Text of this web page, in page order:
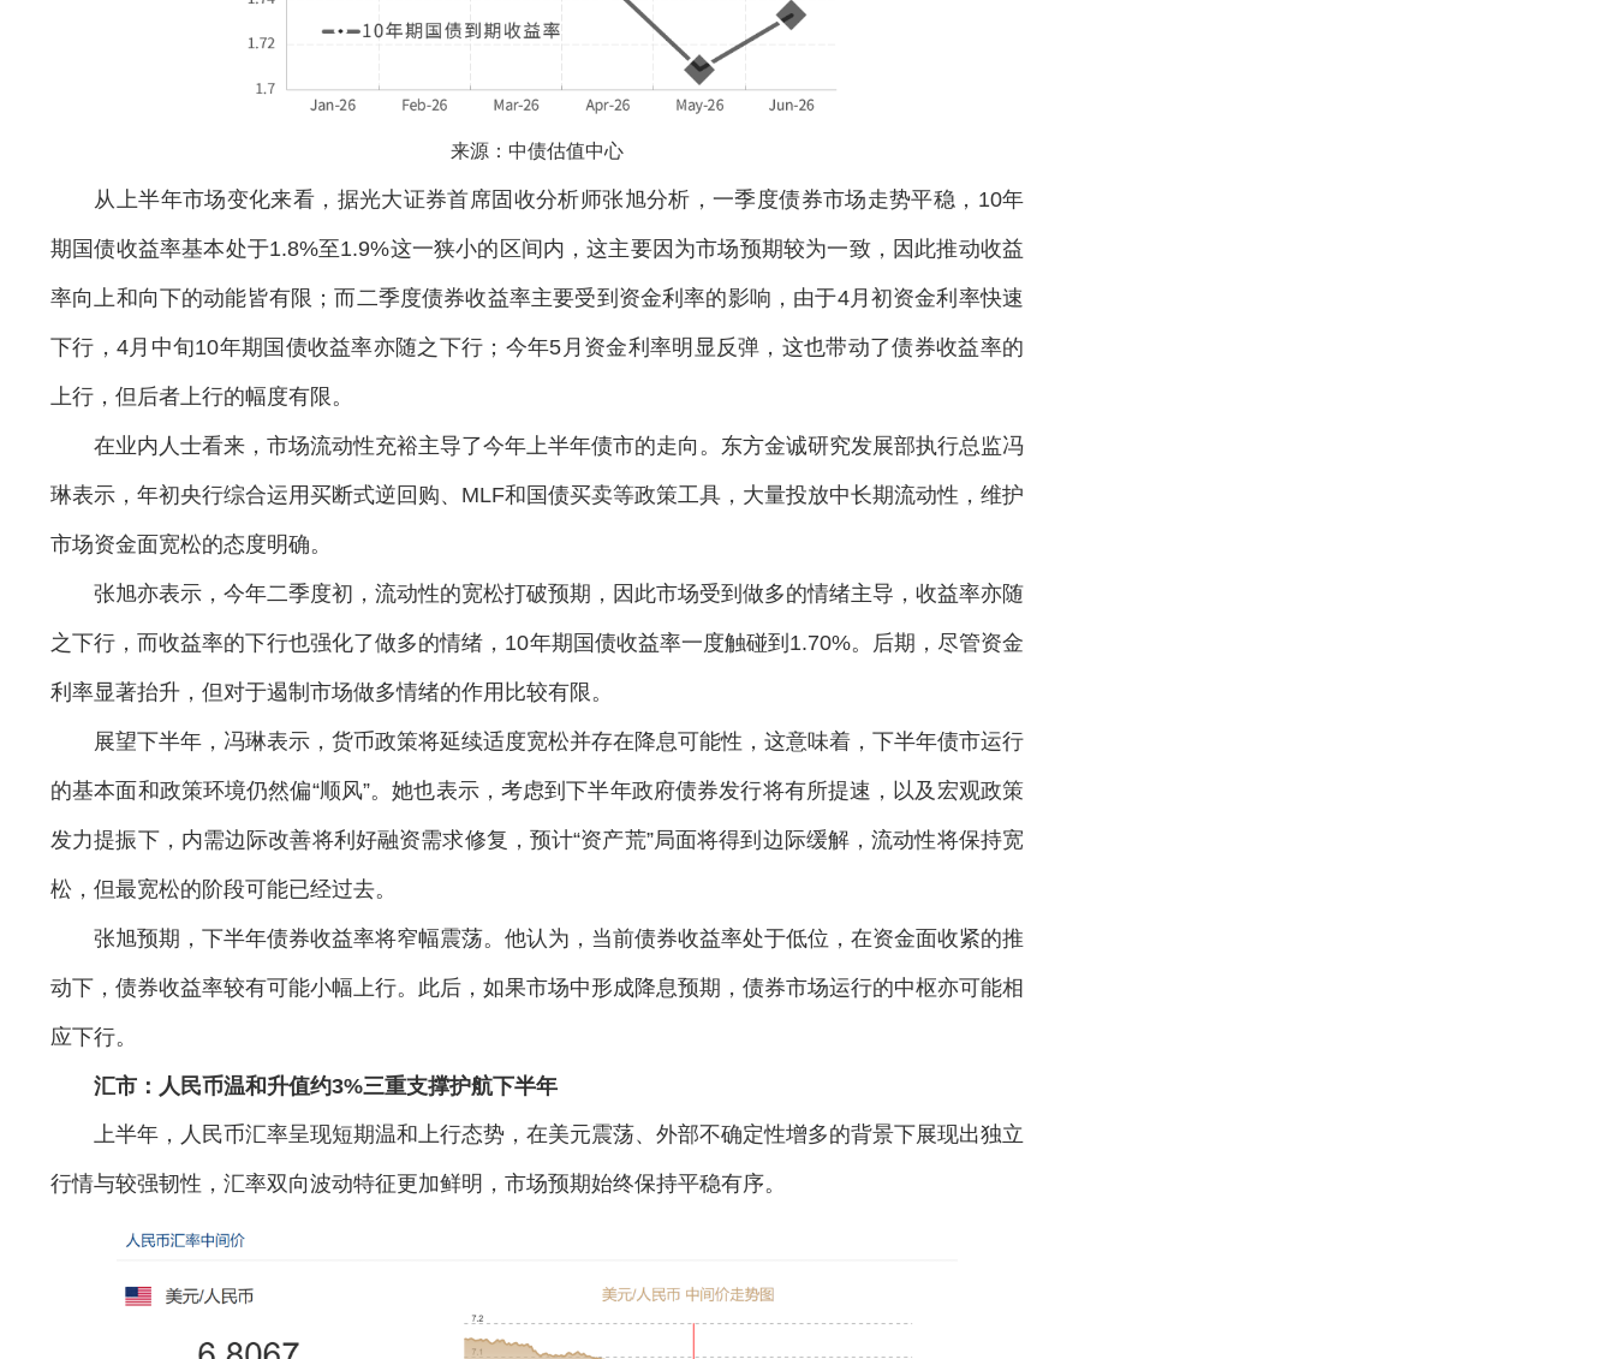
来源：中债估值中心
从上半年市场变化来看，据光大证券首席固收分析师张旭分析，一季度债券市场走势平稳，10年
期国债收益率基本处于1.8%至1.9%这一狭小的区间内，这主要因为市场预期较为一致，因此推动收益
率向上和向下的动能皆有限；而二季度债券收益率主要受到资金利率的影响，由于4月初资金利率快速
下行，4月中旬10年期国债收益率亦随之下行；今年5月资金利率明显反弹，这也带动了债券收益率的
上行，但后者上行的幅度有限。
在业内人士看来，市场流动性充裕主导了今年上半年债市的走向。东方金诚研究发展部执行总监冯
琳表示，年初央行综合运用买断式逆回购、MLF和国债买卖等政策工具，大量投放中长期流动性，维护
市场资金面宽松的态度明确。
张旭亦表示，今年二季度初，流动性的宽松打破预期，因此市场受到做多的情绪主导，收益率亦随
之下行，而收益率的下行也强化了做多的情绪，10年期国债收益率一度触碰到1.70%。后期，尽管资金
利率显著抬升，但对于遏制市场做多情绪的作用比较有限。
展望下半年，冯琳表示，货币政策将延续适度宽松并存在降息可能性，这意味着，下半年债市运行
的基本面和政策环境仍然偏“顺风”。她也表示，考虑到下半年政府债券发行将有所提速，以及宏观政策
发力提振下，内需边际改善将利好融资需求修复，预计“资产荒”局面将得到边际缓解，流动性将保持宽
松，但最宽松的阶段可能已经过去。
张旭预期，下半年债券收益率将窄幅震荡。他认为，当前债券收益率处于低位，在资金面收紧的推
动下，债券收益率较有可能小幅上行。此后，如果市场中形成降息预期，债券市场运行的中枢亦可能相
应下行。
汇市：人民币温和升值约3%三重支撑护航下半年
上半年，人民币汇率呈现短期温和上行态势，在美元震荡、外部不确定性增多的背景下展现出独立
行情与较强韧性，汇率双向波动特征更加鲜明，市场预期始终保持平稳有序。